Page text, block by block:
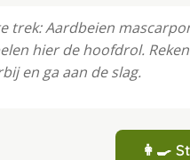
trek: Aardbeien
hier de hoofdrol.
en ga aan de slag.
👩‍🍳